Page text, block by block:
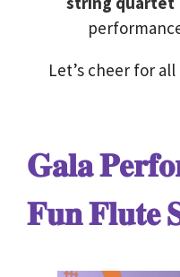
Let’s cheer for
𝐆𝐚𝐥𝐚
𝐅𝐮𝐧 𝐅𝐥𝐮𝐭𝐞